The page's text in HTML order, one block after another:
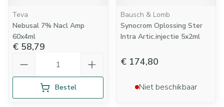
Teva
Nebusal 7% Nacl Amp
60x4ml
€ 58,79
Bestel
Bausch & Lomb
Synocrom Oplossing Ster
Intra Artic.injectie 5x2ml
€ 174,80
Niet beschikbaar